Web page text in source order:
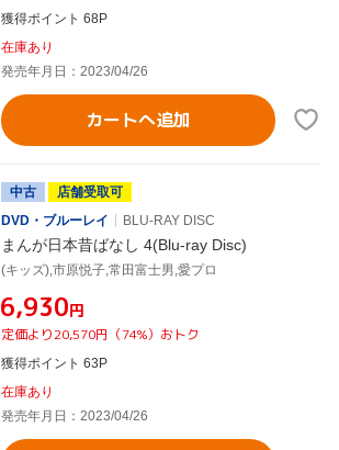
獲得ポイント 68P
在庫あり
発売年月日：2023/04/26
カートへ追加
中古
店舗受取可
DVD・ブルーレイ
BLU-RAY DISC
まんが日本昔ばなし 4(Blu-ray Disc)
(キッズ),市原悦子,常田富士男,愛プロ
¥6,930円
定価より20,570円（74%）おトク
獲得ポイント 63P
在庫あり
発売年月日：2023/04/26